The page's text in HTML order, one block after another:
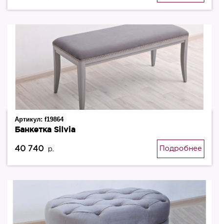
Артикул: f19864
Банкетка Silvia
40 740 р. Подробнее